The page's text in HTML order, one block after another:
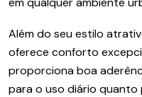
Além do seu estilo
oferece conforto
proporciona boa
para o uso diário quanto